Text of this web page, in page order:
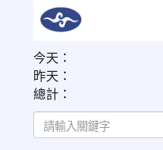
link
to
https://
今天：
昨天：
總計：